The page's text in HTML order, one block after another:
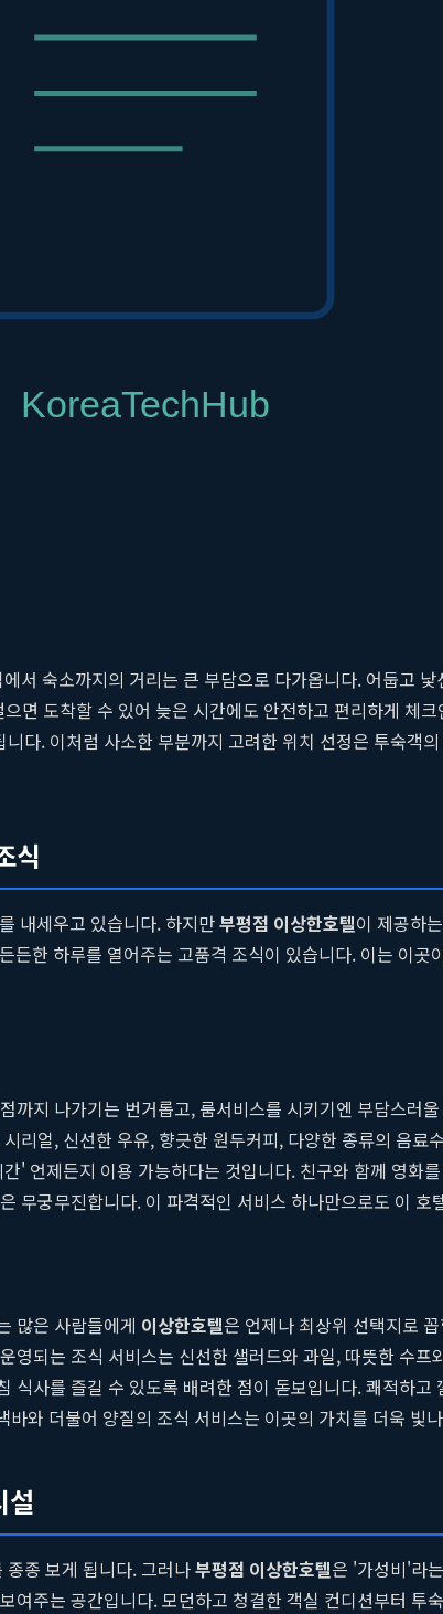
정한
험을 제공하여 투숙객에게 높은 만족도를 선사합니다.
용하는 뚜벅이 여행객이나, 바쁜 일정을 소화해야 하는
없는 압도적인 경쟁력을 자랑합니다. 수도권 전철 1호선
, 여행의 질을 한 차원 높여주는 강력한 무기입니다.
거리에 있다는 것은 인천국제공항, 김포공항으로의 이동
잡혀있거나, 늦은 밤까지 이어지는 일정을 소화해야 할 때
이는 곧 성공적인 비즈니스를 위한 최고의 투자라 할 수
서 숙소까지의 거리는 큰 부담으로 다가옵니다. 어둡고
면 도착할 수 있어 늦은 시간에도 안전하고 편리하게 체
다. 이처럼 사소한 부분까지 고려한 위치 선정은 투숙객
식
내세우고 있습니다. 하지만부평점 이상한호텔이 제공하
한 하루를 열어주는 고품격 조식이 있습니다. 이는 이곳
까지 나가기는 번거롭고, 룸서비스를 시키기엔 부담스러
리얼, 신선한 우유, 향긋한 원두커피, 다양한 종류의 음
언제든지 이용 가능하다는 것입니다. 친구와 함께 영화
무궁무진합니다. 이 파격적인 서비스 하나만으로도 이 호
많은 사람들에게 이상한호텔은 언제나 최상위 선택지로
되는 조식 서비스는 신선한 샐러드와 과일, 따뜻한 수
사를 즐길 수 있도록 배려한 점이 돋보입니다. 쾌적하
와 더불어 양질의 조식 서비스는 이곳의 가치를 더욱 빛
설
종 보게 됩니다. 그러나부평점 이상한호텔은 '가성비'라
주는 공간입니다. 모던하고 청결한 객실 컨디션부터 투